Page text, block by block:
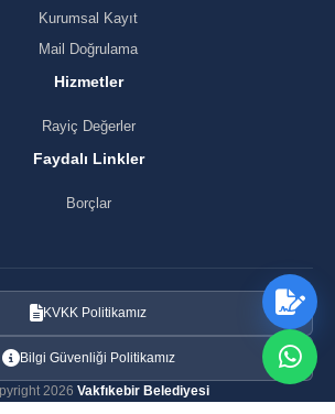
Kurumsal Kayıt
Mail Doğrulama
Hizmetler
Rayiç Değerler
Faydalı Linkler
Borçlar
KVKK Politikamız
Bilgi Güvenliği Politikamız
2026 Vakfıkebir Belediyesi